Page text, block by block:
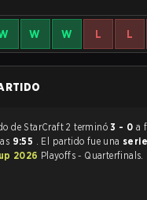
W W L L
El partido de StarCraft 2 terminó3 - 0 a
9:55 . El partido fue una
2026 Playoffs - Quarterfinals.